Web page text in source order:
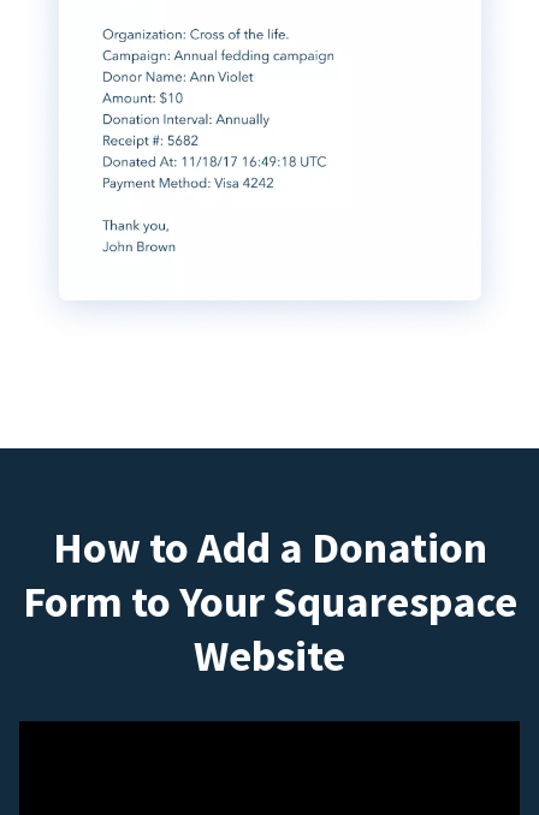
How to Add a Donation
Form to Your Squarespace
Website